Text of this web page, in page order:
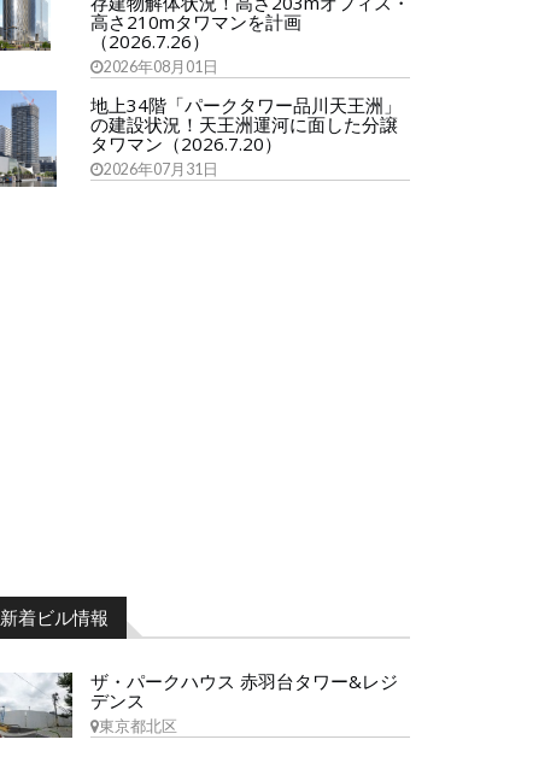
高さ210mタワマンを計画
（2026.7.26）
2026年08月01日
地上34階「パークタワー品川天王洲」
の建設状況！天王洲運河に面した分譲
タワマン（2026.7.20）
2026年07月31日
新着ビル情報
ザ・パークハウス 赤羽台タワー&レジ
デンス
東京都北区